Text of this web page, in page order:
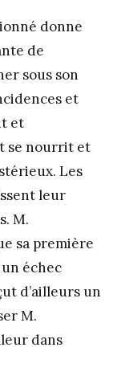
donne
de
sous son
et
et
se nourrit et
Les
leur
M.
sa première
échec
d’ailleurs un
M.
dans